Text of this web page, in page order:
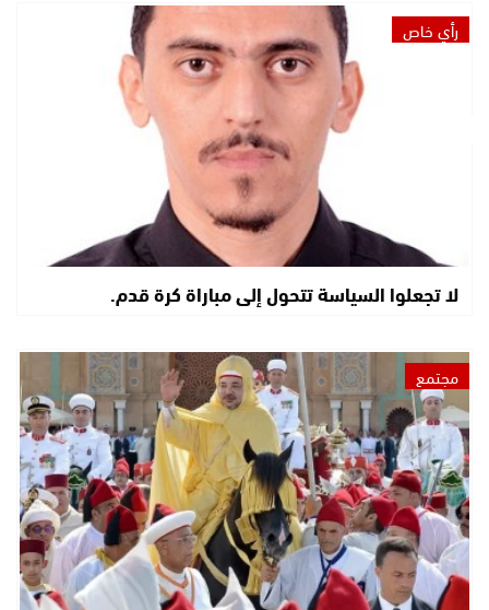
رأي خاص
لا تجعلوا السياسة تتحول إلى مباراة كرة قدم.
مجتمع